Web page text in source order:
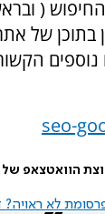
(
בתוכן של
seo-
הוואטצאפ של
לא ראויה?